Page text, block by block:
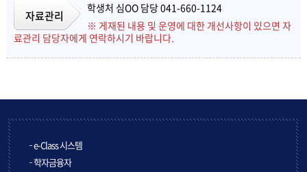
자료관리
학생처 심OO 담당 041-660-1124
※ 게재된 내용 및 운영에 대한 개선사항이 있으면 자
료관리 담당자에게 연락하시기 바랍니다.
e-Class 시스템
학자금융자